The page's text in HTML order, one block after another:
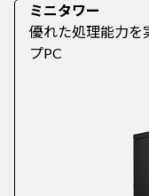
ミニタワー
優れた処理能力を
プPC